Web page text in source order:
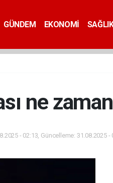
GÜNDEM EKONOMİ
ne
- 02:13, Güncelleme: 31.08.2025 -